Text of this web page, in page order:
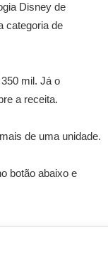
Disney de
categoria de
mil. Já o
a receita.
de uma unidade.
botão abaixo e